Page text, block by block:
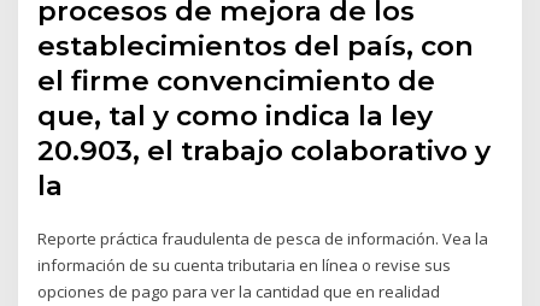
procesos de mejora de los
establecimientos del país, con
el firme convencimiento de
que, tal y como indica la ley
20.903, el trabajo colaborativo y
la
Reporte práctica fraudulenta de pesca de información. Vea la
información de su cuenta tributaria en línea o revise sus
opciones de pago para ver la cantidad que en realidad